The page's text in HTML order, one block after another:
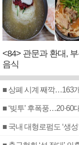
<84> 관문과 환대,
음식
■ 상폐 시계 째깍…163
■ ‘빚투’ 후폭풍
■ 국내 대형로펌도 ‘생성